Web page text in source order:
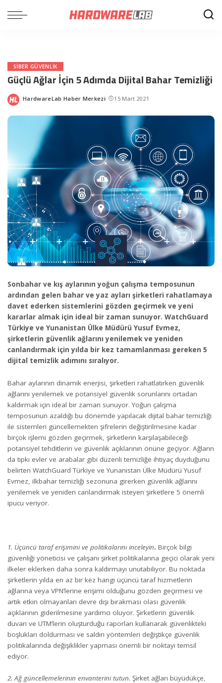
SIBER GÜVENLIK
Güçlü Ağlar İçin 5 Adımda Dijital Bahar Temizliği
Posted
HardwareLab Haber Merkezi 15 Mart 2021
Sonbahar ve kış aylarının yoğun çalışma temposunun
ardından gelen bahar ve yaz ayları şirketleri rahatlamaya
davet ederken sistemlerini gözden geçirmek ve yeni
kararlar almak için ideal bir zaman sunuyor. WatchGuard
Türkiye ve Yunanistan Ülke Müdürü Yusuf Evmez,
şirketlerin güvenlik ağlarını yenilemek ve yeniden
canlandırmak için yılda bir kez tamamlanması gereken 5
dijital temizlik adımını sıralıyor.
Bahar aylarının dinamik enerjisi, şirketleri rahatlatırken güvenlik
ağlarını yenilemek ve potansiyel güvenlik sorunlarını ortadan
kaldırmak için ideal bir zaman sunuyor. Yoğun çalışma
temposunun azaldığı bu dönemde yapılacak dijital bahar temizliği
ile sistemleri güncellemekten şifrelerin değiştirilmesine kadar
birçok işlemi gözden geçirmek, şirketlerin karşılaşabileceği
potansiyel tehditlerin ve güvenlik açıklarının önüne geçiyor. Ağların
da tıpkı evler ve arabalar gibi düzenli temizliğe ihtiyaç duyduğunu
belirten WatchGuard Türkiye ve Yunanistan Ülke Müdürü Yusuf
Evmez, ilkbahar temizliği sezonuna girerken güvenlik ağlarını
yenilemek ve yeniden canlandırmak isteyen şirketlere 5 önemli
ipucu veriyor.
1. Üçüncü taraf erişimini ve politikalarını inceleyin. Birçok bilgi
güvenliği yöneticisi ve çalışanı şirket politikalarına geçici olarak yeni
ilkeler eklerken daha sonra kaldırmayı unutabiliyor. Bu noktada
şirketlerin yılda en az bir kez hangi üçüncü taraf hizmetlerin
ağlarına veya VPN’lerine erişimi olduğunu gözden geçirmesi ve
artık etkin olmayanları devre dışı bırakması olası güvenlik
açıklarının giderilmesine yardımcı oluyor. Şirketlerin güvenlik
duvarı ve UTM’lerin oluşturduğu raporları kullanarak güvenlikteki
boşlukları doldurması ve saldırı yöntemleri değiştikçe güvenlik
politikalarında değişiklikler yapması önemli bir noktayı temsil
ediyor.
2. Ağ güncellemelerinin envanterini tutun. Şirket ağları büyüdükçe,